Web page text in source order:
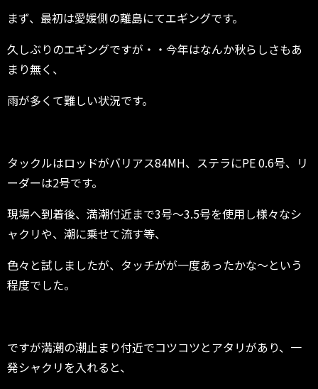
まず、最初は愛媛側の離島にてエギングです。
久しぶりのエギングですが・・今年はなんか秋らしさもあ
まり無く、
雨が多くて難しい状況です。
タックルはロッドがバリアス84MH、ステラにPE 0.6号、リ
ーダーは2号です。
現場へ到着後、満潮付近まで3号～3.5号を使用し様々なシ
ャクリや、潮に乗せて流す等、
色々と試しましたが、タッチがが一度あったかな～という
程度でした。
ですが満潮の潮止まり付近でコツコツとアタリがあり、一
発シャクリを入れると、